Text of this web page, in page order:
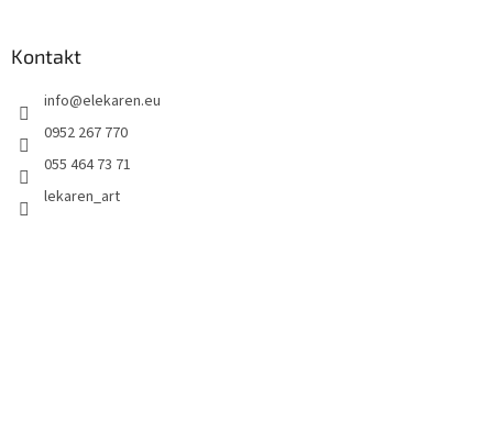
Kontakt
info@elekaren.eu
0952 267 770
055 464 73 71
lekaren_art